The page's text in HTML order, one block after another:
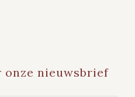
nieuwsbrief